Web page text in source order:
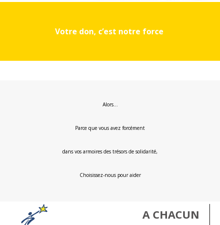
Votre don, c’est notre force
Alors…
Parce que vous avez forcément
dans vos armoires des trésors de solidarité,
Choisissez-nous pour aider
A CHACUN